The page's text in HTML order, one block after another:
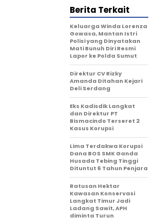
Berita Terkait
Keluarga Winda Lorenza
Gowasa, Mantan Istri
Polisi yang Dinyatakan
Mati Bunuh Diri Resmi
Lapor ke Polda Sumut
Direktur CV Rizky
Amanda Ditahan Kejari
Deli Serdang
Eks Kadisdik Langkat
dan Direktur PT
Bismacindo Terseret 2
Kasus Korupsi
Lima Terdakwa Korupsi
Dana BOS SMK Ganda
Husada Tebing Tinggi
Dituntut 6 Tahun Penjara
Ratusan Hektar
Kawasan Konservasi
Langkat Timur Jadi
Ladang Sawit, APH
diminta Turun